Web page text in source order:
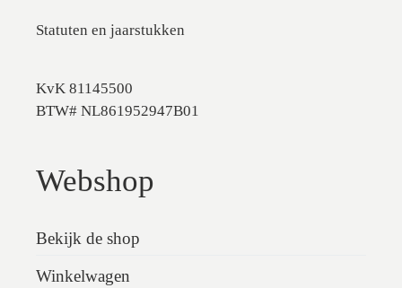
Statuten en jaarstukken
KvK 81145500
BTW# NL861952947B01
Webshop
Bekijk de shop
Winkelwagen